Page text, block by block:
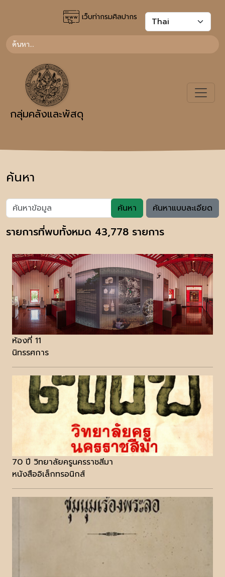
เว็บท่ากรมศิลปากร
กลุ่มคลังและพัสดุ
ค้นหา
ค้นหา ค้นหาแบบละเอียด
รายการที่พบทั้งหมด 43,778 รายการ
ห้องที่ 11
นิทรรศการ
70 ปี วิทยาลัยครูนครราชสีมา
หนังสืออิเล็กทรอนิกส์